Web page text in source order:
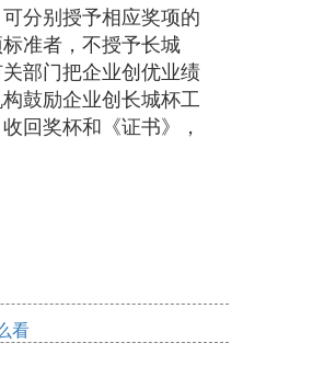
分别授予相应奖项的
准者，不授予长城
部门把企业创优业绩
鼓励企业创长城杯工
回奖杯和《证书》，
看